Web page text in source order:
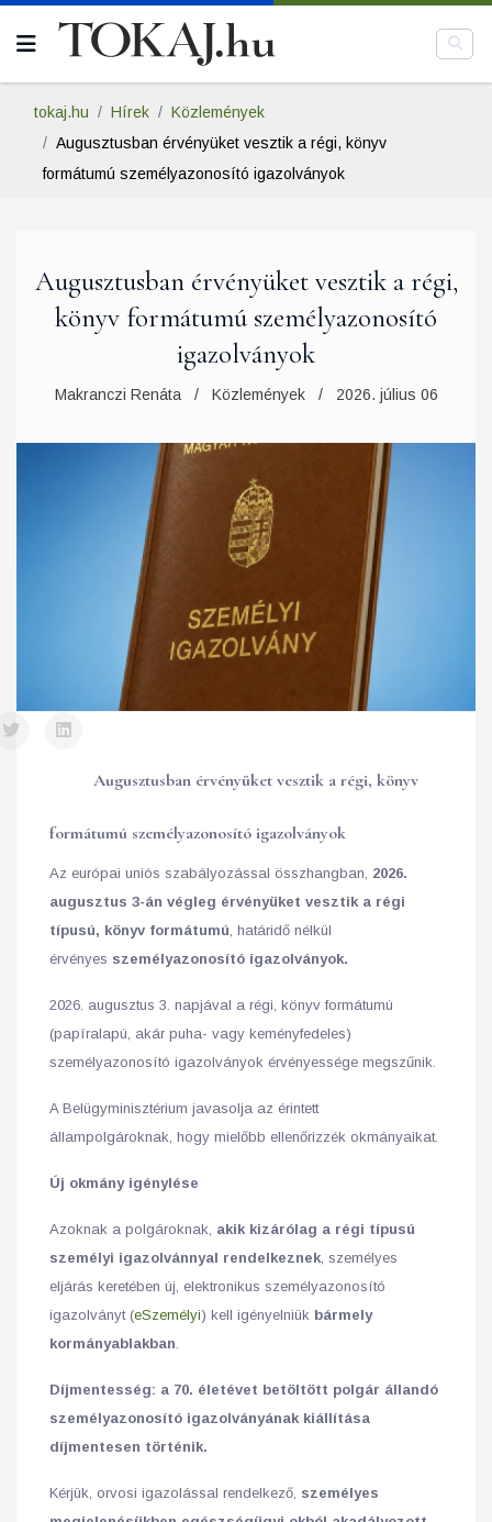
tokaj.hu Hírek
Közlemények
Augusztusban érvényüket vesztik a régi, könyv
formátumú személyazonosító igazolványok
Augusztusban érvényüket vesztik a régi,
könyv formátumú személyazonosító
igazolványok
Makranczi Renáta Közlemények 2026. július 06
Augusztusban érvényüket vesztik a régi, könyv
formátumú személyazonosító igazolványok
Az európai uniós szabályozással összhangban, 2026.
augusztus 3-án végleg érvényüket vesztik a régi
típusú, könyv formátumú , határidő nélkül
érvényes személyazonosító igazolványok.
2026. augusztus 3. napjával a régi, könyv formátumú
(papíralapú, akár puha- vagy keményfedeles)
személyazonosító igazolványok érvényessége megszűnik.
A Belügyminisztérium javasolja az érintett
állampolgároknak, hogy mielőbb ellenőrizzék okmányaikat.
Új okmány igénylése
Azoknak a polgároknak, akik kizárólag a régi típusú
személyi igazolvánnyal rendelkeznek , személyes
eljárás keretében új, elektronikus személyazonosító
igazolványt (eSzemélyi) kell igényelniük bármely
kormányablakban
Díjmentesség: a 70. életévet betöltött polgár állandó
személyazonosító igazolványának kiállítása
díjmentesen történik.
Kérjük, orvosi igazolással rendelkező, személyes